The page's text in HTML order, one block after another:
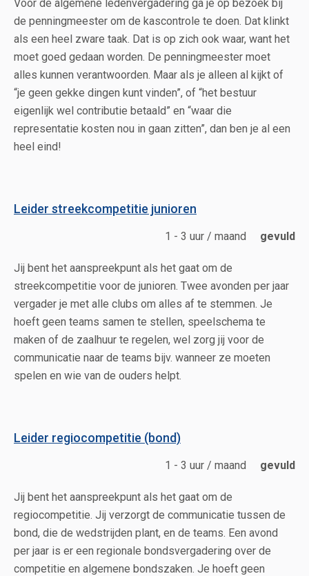
Voor de algemene ledenvergadering ga je op bezoek bij
de penningmeester om de kascontrole te doen. Dat klinkt
als een heel zware taak. Dat is op zich ook waar, want het
moet goed gedaan worden. De penningmeester moet
alles kunnen verantwoorden. Maar als je alleen al kijkt of
“je geen gekke dingen kunt vinden”, of “het bestuur
eigenlijk wel contributie betaald” en “waar die
representatie kosten nou in gaan zitten”, dan ben je al een
heel eind!
Leider streekcompetitie junioren
1 - 3 uur / maand gevuld
Jij bent het aanspreekpunt als het gaat om de
streekcompetitie voor de junioren. Twee avonden per jaar
vergader je met alle clubs om alles af te stemmen. Je
hoeft geen teams samen te stellen, speelschema te
maken of de zaalhuur te regelen, wel zorg jij voor de
communicatie naar de teams bijv. wanneer ze moeten
spelen en wie van de ouders helpt.
Leider regiocompetitie (bond)
1 - 3 uur / maand gevuld
Jij bent het aanspreekpunt als het gaat om de
regiocompetitie. Jij verzorgt de communicatie tussen de
bond, die de wedstrijden plant, en de teams. Een avond
per jaar is er een regionale bondsvergadering over de
competitie en algemene bondszaken. Je hoeft geen